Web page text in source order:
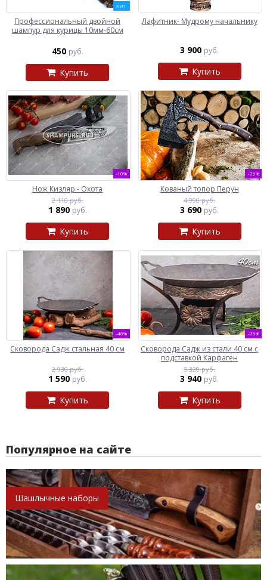
ХИТ
Профессиональный двойной
шампур для курицы 10мм-60см
450 руб.
Купить
Лафитник- Мудрому начальнику
3 900 руб.
Купить
-10%
Нож Кизляр - Охота
2 110 руб.
1 890 руб.
Купить
-26%
Кованый топор Перун
4 990 руб.
3 690 руб.
Купить
-46%
Сковорода Садж стальная 40 см
2 930 руб.
1 590 руб.
Купить
-26%
Сковорода Садж из стали 40 см с
подставкой Карфаген
5 320 руб.
3 940 руб.
Купить
Популярное на сайте
Шашлычные наборы